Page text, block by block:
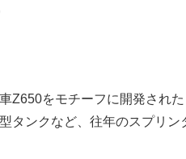
Z650をモチーフに開発され
タンクなど、往年のスプリ